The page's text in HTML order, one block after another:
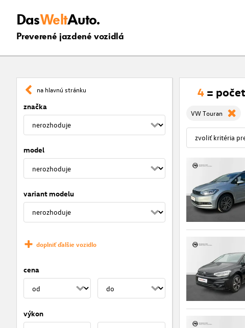
DasWeltAuto.
Preverené jazdené vozidlá
na hlavnú stránku
značka
model
variant modelu
doplniť ďalšie vozidlo
cena
výkon
4 =
VW Touran